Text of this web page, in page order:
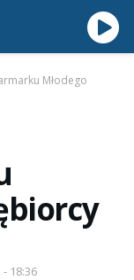
Młodego
18:36